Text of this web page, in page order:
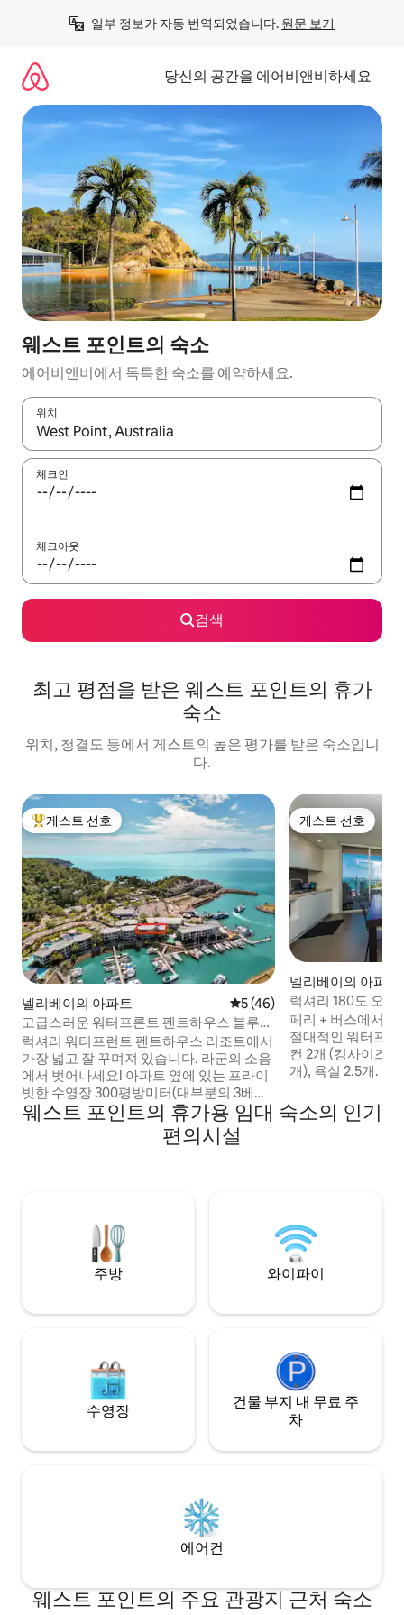
일부 정보가 자동 번역되었습니다. 원문 보기
당신의 공간을 에어비앤비하세요
웨스트 포인트의 숙소
에어비앤비에서 독특한 숙소를 예약하세요.
위치
결과가 나오면 위·아래 화살표 키를 사용하거나 터치 또는 스와이
체크인
체크아웃
검색
최고 평점을 받은 웨스트 포인트의 휴가
숙소
위치, 청결도 등에서 게스트의 높은 평가를 받은 숙소입니
다.
상위 게스트 선호
게스트 선호
넬리베이의 아파트 평점 5점(5점 만점), 후기 46
5 (46)
고급스러운 워터프론트 펜트하우스 블루
온 블루 리조트
럭셔리 워터프런트 펜트하우스 리조트에서
가장 넓고 잘 꾸며져 있습니다. 라군의 소음
에서 벗어나세요! 아파트 옆에 있는 프라이
빗한 수영장 300평방미터(대부분의 3베드
룸 147평방미터) 넓은 개방적인 거실 공간,
아파트를 둘러싼 발코니, 침실 4개, 욕실 3
게스트 선호
게스트 선호
넬리베이의 아파트
럭셔리 180도 오션
라비
페리 + 버스에서
절대적인 워터프
컨 2개 (킹사이즈
개), 욕실 2.5개. 거
이블과 인피니티
찾는 바다를 마주
웨스트 포인트의 휴가용 임대 숙소의 인기
편의시설
주방 와이파이
수영장
건물 부지 내 무료 주
차
에어컨
웨스트 포인트의 주요 관광지 근처 숙소